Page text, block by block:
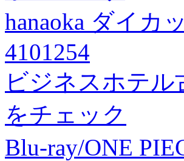
hanaoka ダイカ
4101254
ビジネスホテル
をチェック
Blu-ray/ONE